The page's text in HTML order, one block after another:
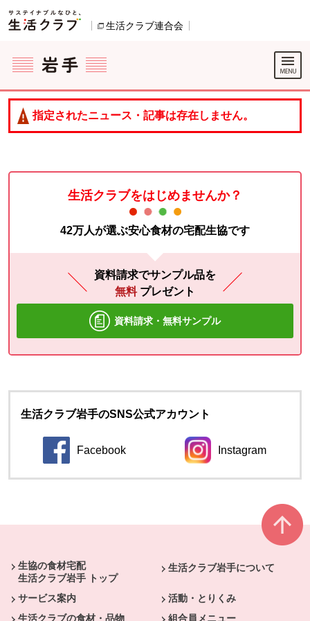
ページの先頭です。
生活クラブ連合会
ここからサイト内共通メニューです。
サイト内共通メニューをスキップする
サイト内共通メニューここまで。
指定されたニュース・記事は存在しません。
生活クラブをはじめませんか？
42万人が選ぶ安心食材の宅配生協です
資料請求でサンプル品を
無料 プレゼント
資料請求・無料サンプル
生活クラブ岩手のSNS公式アカウント
Facebook Instagram
生協の食材宅配
生活クラブ岩手 トップ
生活クラブ岩手について
サービス案内
活動・とりくみ
生活クラブの食材・品物
組合員メニュー